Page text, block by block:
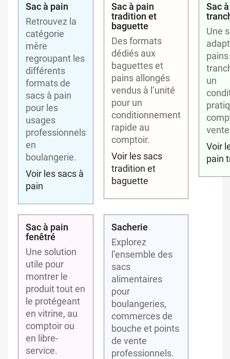
Sac à pain
Retrouvez la
catégorie
mère
regroupant les
différents
formats de
sacs à pain
pour les
usages
professionnels
en
boulangerie.
Voir les sacs à
pain
Sac à pain
tradition et
baguette
Des formats
dédiés aux
baguettes et
pains allongés
vendus à l’unité
pour un
conditionnement
rapide au
comptoir.
Voir les sacs
tradition et
baguette
Sac
Une
un
Voir
pain
Sac à pain
fenêtré
Une solution
utile pour
montrer le
produit tout en
le protégeant
en vitrine, au
comptoir ou
en libre-
service.
Sacherie
Explorez
l’ensemble des
sacs
alimentaires
pour
boulangeries,
commerces de
bouche et points
de vente
professionnels.